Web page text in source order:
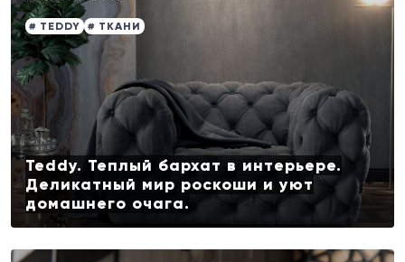
# TEDDY # ТКАНИ
Teddy. Теплый бархат в интерьере.
Деликатный мир роскоши и уют
домашнего очага.